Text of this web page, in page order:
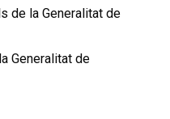
de la Generalitat de
Generalitat de